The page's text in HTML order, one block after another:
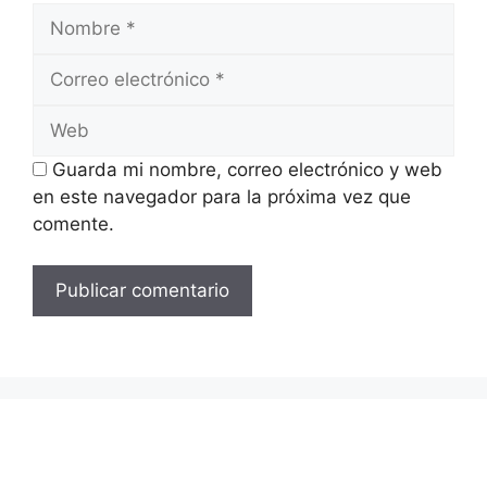
electrónico
Guarda mi nombre, correo electrónico y web
en este navegador para la próxima vez que
comente.